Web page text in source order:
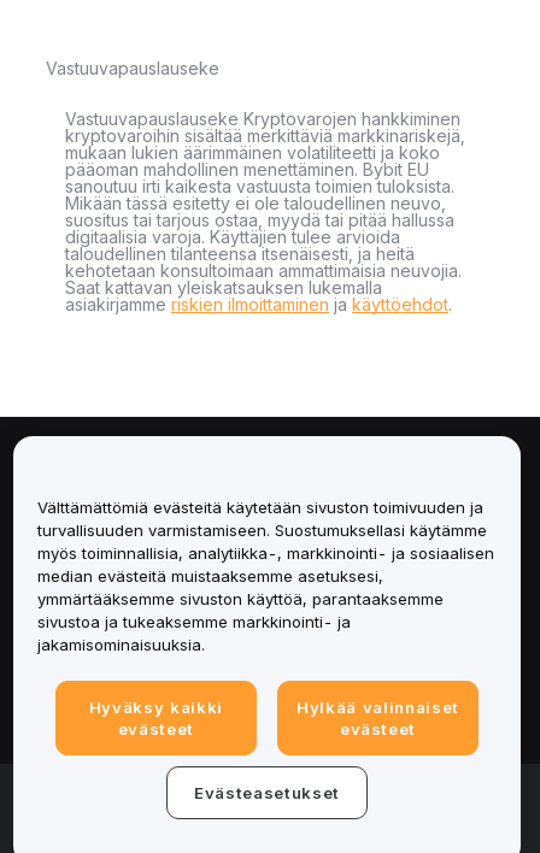
Vastuuvapauslauseke
Vastuuvapauslauseke Kryptovarojen hankkiminen
kryptovaroihin sisältää merkittäviä markkinariskejä,
mukaan lukien äärimmäinen volatiliteetti ja koko
pääoman mahdollinen menettäminen. Bybit EU
sanoutuu irti kaikesta vastuusta toimien tuloksista.
Mikään tässä esitetty ei ole taloudellinen neuvo,
suositus tai tarjous ostaa, myydä tai pitää hallussa
digitaalisia varoja. Käyttäjien tulee arvioida
taloudellinen tilanteensa itsenäisesti, ja heitä
kehotetaan konsultoimaan ammattimaisia neuvojia.
Saat kattavan yleiskatsauksen lukemalla
asiakirjamme riskien ilmoittaminen ja käyttöehdot.
Palvelut
Tuki
Tuotteet
Lakiasiat
© 2025-2026 Bybit.eu. All rights reserved.
Välttämättömiä evästeitä käytetään sivuston toimivuuden ja
turvallisuuden varmistamiseen. Suostumuksellasi käytämme
myös toiminnallisia, analytiikka-, markkinointi- ja sosiaalisen
median evästeitä muistaaksemme asetuksesi,
ymmärtääksemme sivuston käyttöä, parantaaksemme
sivustoa ja tukeaksemme markkinointi- ja
jakamisominaisuuksia.
Hyväksy kaikki
evästeet
Hylkää valinnaiset
evästeet
Evästeasetukset